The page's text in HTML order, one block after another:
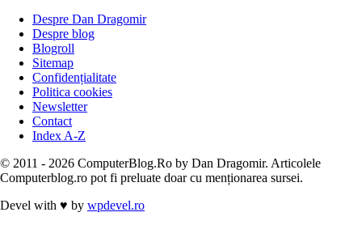
Despre Dan Dragomir
Despre blog
Blogroll
Sitemap
Confidențialitate
Politica cookies
Newsletter
Contact
Index A-Z
© 2011 - 2026 ComputerBlog.Ro by Dan Dragomir. Articolele
Computerblog.ro pot fi preluate doar cu menționarea sursei.
Devel with ♥ by wpdevel.ro